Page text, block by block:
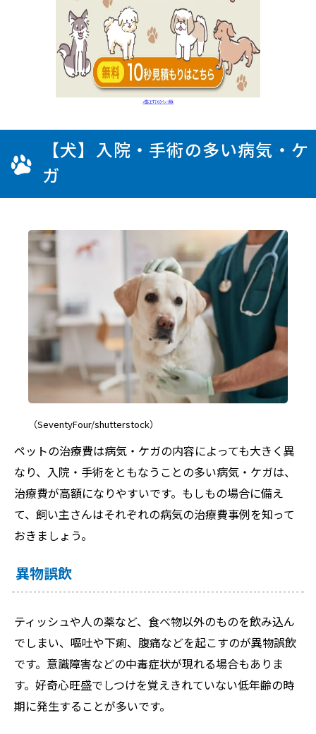
【犬】入院・手術の多い病気・ケ
ガ
（SeventyFour/shutterstock）
ペットの治療費は病気・ケガの内容によっても大きく異
なり、入院・手術をともなうことの多い病気・ケガは、
治療費が高額になりやすいです。もしもの場合に備え
て、飼い主さんはそれぞれの病気の治療費事例を知って
おきましょう。
異物誤飲
ティッシュや人の薬など、食べ物以外のものを飲み込ん
でしまい、嘔吐や下痢、腹痛などを起こすのが異物誤飲
です。意識障害などの中毒症状が現れる場合もありま
す。好奇心旺盛でしつけを覚えきれていない低年齢の時
期に発生することが多いです。